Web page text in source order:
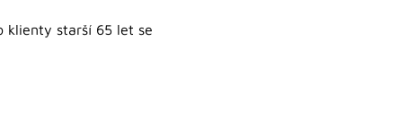
klienty starší 65 let se